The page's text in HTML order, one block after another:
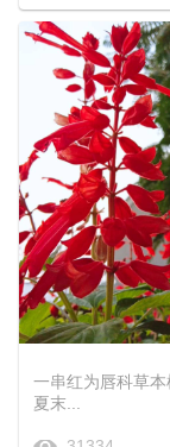
一串红为唇科草本
夏末...